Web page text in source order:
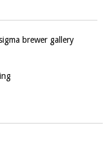
brewer gallery